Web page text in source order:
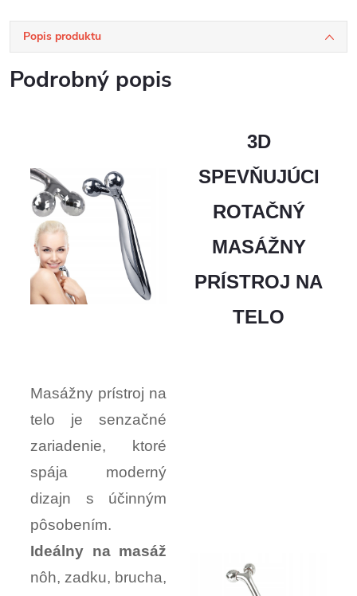
Popis produktu
Podrobný popis
3D
SPEVŇUJÚCI
ROTAČNÝ
MASÁŽNY
PRÍSTROJ NA
TELO
Masážny prístroj na
telo je senzačné
zariadenie, ktoré
spája moderný
dizajn s účinným
pôsobením.
Ideálny na masáž
nôh, zadku, brucha,